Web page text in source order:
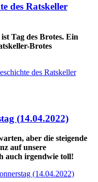
des Ratskeller
Tag des Brotes. Ein
Brotes
des Ratskeller
(14.04.2022)
aber die steigende
auf unsere
auch irgendwie toll!
(14.04.2022)